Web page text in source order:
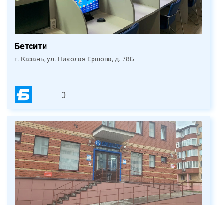
Бетсити
г. Казань, ул. Николая Ершова, д. 78Б
0